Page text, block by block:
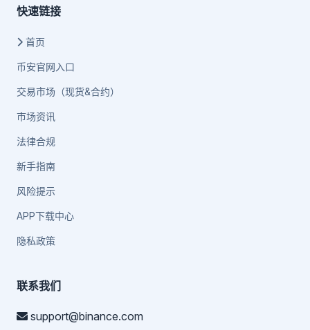
快速链接
首页
币安官网入口
交易市场（现货&合约）
市场资讯
法律合规
新手指南
风险提示
APP下载中心
隐私政策
联系我们
support@binance.com